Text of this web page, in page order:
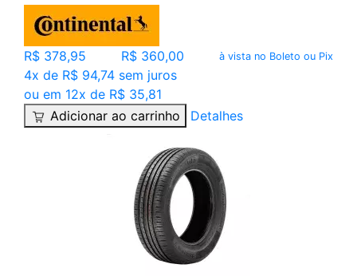
R$ 378,95 R$ 360,00 à vista no Boleto ou Pix
4x de R$ 94,74 sem juros
ou em 12x de R$ 35,81
Adicionar ao carrinho
Detalhes